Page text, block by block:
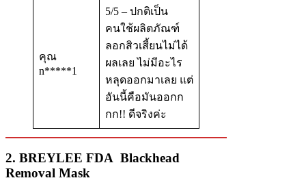
คุณ
n*****1
5/5 – ปกติเป็น
คนใช้ผลิตภัณฑ์
ลอกสิวเสี้ยนไม่ได้
ผลเลย ไม่มีอะไร
หลุดออกมาเลย แต่
อันนี้คือมันออกก
กก!! ดีจริงค่ะ
2. BREYLEE FDA Blackhead
Removal Mask